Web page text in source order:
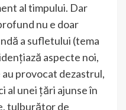
al timpului. Dar
nu e doar
a sufletului (tema
aspecte noi,
provocat dezastrul,
al unei țări ajunse în
tulburător de